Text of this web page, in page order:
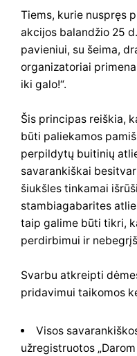
Tiems, kurie nuspręs
akcijos balandžio 25
pavieniui, su šeima,
organizatoriai
iki galo!“.
Šis principas reiškia,
būti paliekamos
perpildytų buitinių
savarankiškai
šiukšles tinkamai
stambiagabarites
taip galime būti tikri,
perdirbimui ir
Svarbu atkreipti
pridavimui taikomos
Visos
užregistruotos